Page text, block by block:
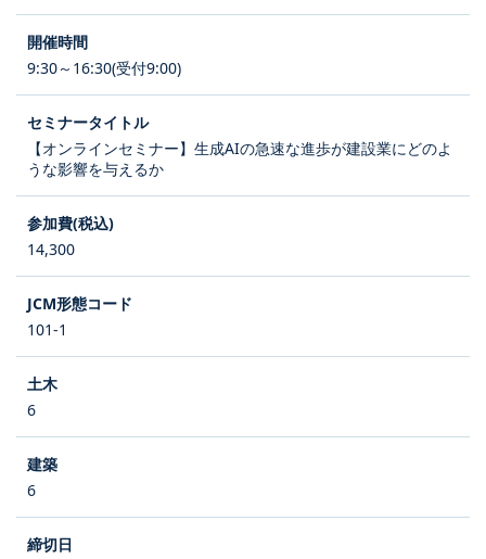
9:30～16:30(受付9:00)
【オンラインセミナー】生成AIの急速な進歩が建設業にどのよ
うな影響を与えるか
14,300
101-1
6
6